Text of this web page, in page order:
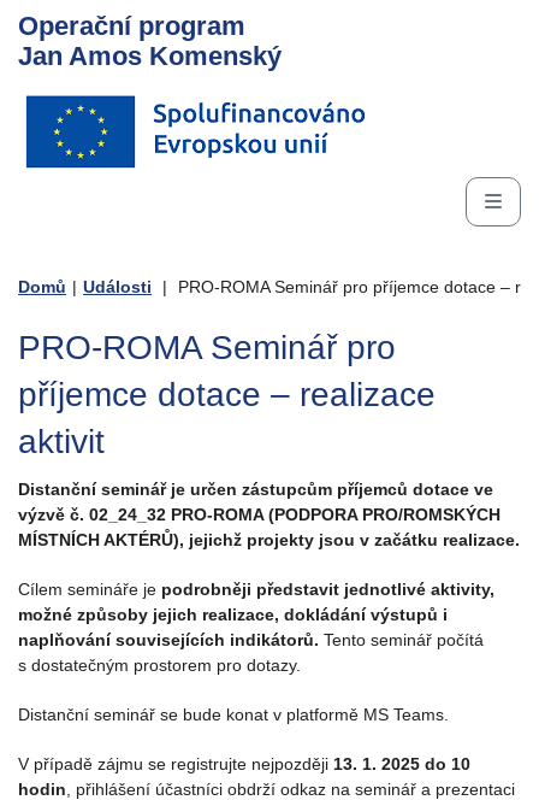
Operační program
Jan Amos Komenský
Domů | Události | PRO-ROMA Seminář pro příjemce dotace –
PRO-ROMA Seminář pro
příjemce dotace – realizace
aktivit
Distanční seminář je určen zástupcům příjemců dotace ve
výzvě č. 02_24_32 PRO-ROMA (PODPORA PRO/ROMSKÝCH
MÍSTNÍCH AKTÉRŮ), jejichž projekty jsou v začátku realizace.
Cílem semináře je podrobněji představit jednotlivé aktivity,
možné způsoby jejich realizace, dokládání výstupů i
naplňování souvisejících indikátorů. Tento seminář počítá
s dostatečným prostorem pro dotazy.
Distanční seminář se bude konat v platformě MS Teams.
V případě zájmu se registrujte nejpozději 13. 1. 2025 do 10
hodin , přihlášení účastníci obdrží odkaz na seminář a prezentaci